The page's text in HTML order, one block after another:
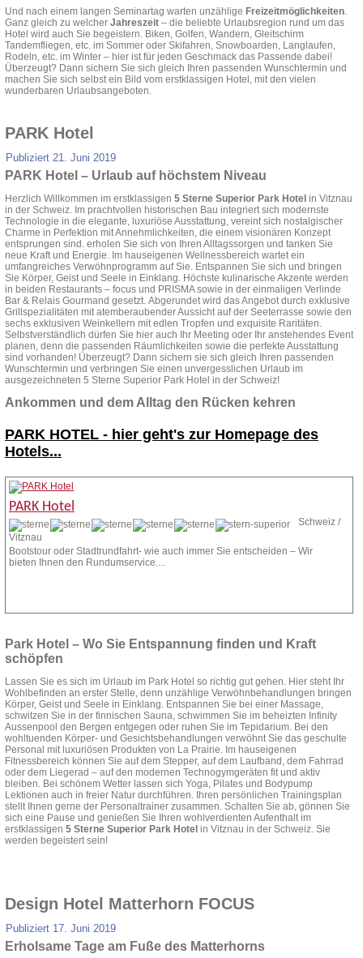
Und nach einem langen Seminartag warten unzählige Freizeitmöglichkeiten.
Ganz gleich zu welcher Jahreszeit – die beliebte Urlaubsregion rund um das
Hotel wird auch Sie begeistern. Biken, Golfen, Wandern, Gleitschirm
Tandemfliegen, etc. im Sommer oder Skifahren, Snowboarden, Langlaufen,
Rodeln, etc. im Winter – hier ist für jeden Geschmack das Passende dabei!
Überzeugt? Dann sichern Sie sich gleich Ihren passenden Wunschtermin und
machen Sie sich selbst ein Bild vom erstklassigen Hotel, mit den vielen
wunderbaren Urlaubsangeboten.
PARK Hotel
Publiziert 21. Juni 2019
PARK Hotel – Urlaub auf höchstem Niveau
Herzlich Willkommen im erstklassigen 5 Sterne Superior Park Hotel in Vitznau
in der Schweiz. Im prachtvollen historischen Bau integriert sich modernste
Technologie in die elegante, luxuriöse Ausstattung, vereint sich nostalgischer
Charme in Perfektion mit Annehmlichkeiten, die einem visionären Konzept
entsprungen sind. erholen Sie sich von Ihren Alltagssorgen und tanken Sie
neue Kraft und Energie. Im hauseigenen Wellnessbereich wartet ein
umfangreiches Verwöhnprogramm auf Sie. Entspannen Sie sich und bringen
Sie Körper, Geist und Seele in Einklang. Höchste kulinarische Akzente werden
in beiden Restaurants – focus und PRISMA sowie in der einmaligen Verlinde
Bar & Relais Gourmand gesetzt. Abgerundet wird das Angebot durch exklusive
Grillspezialitäten mit atemberaubender Aussicht auf der Seeterrasse sowie den
sechs exklusiven Weinkellern mit edlen Tropfen und exquisite Raritäten.
Selbstverständlich dürfen Sie hier auch Ihr Meeting oder Ihr anstehendes Event
planen, denn die passenden Räumlichkeiten sowie die perfekte Ausstattung
sind vorhanden! Überzeugt? Dann sichern sie sich gleich Ihren passenden
Wunschtermin und verbringen Sie einen unvergesslichen Urlaub im
ausgezeichneten 5 Sterne Superior Park Hotel in der Schweiz!
Ankommen und dem Alltag den Rücken kehren
PARK HOTEL - hier geht's zur Homepage des
Hotels...
PARK Hotel
Schweiz /
Vitznau
Bootstour oder Stadtrundfahrt- wie auch immer Sie entscheiden – Wir
bieten Ihnen den Rundumservice....
Park Hotel – Wo Sie Entspannung finden und Kraft
schöpfen
Lassen Sie es sich im Urlaub im Park Hotel so richtig gut gehen. Hier steht Ihr
Wohlbefinden an erster Stelle, denn unzählige Verwöhnbehandlungen bringen
Körper, Geist und Seele in Einklang. Entspannen Sie bei einer Massage,
schwitzen Sie in der finnischen Sauna, schwimmen Sie im beheizten Infinity
Aussenpool den Bergen entgegen oder ruhen Sie im Tepidarium. Bei den
wohltuenden Körper- und Gesichtsbehandlungen verwöhnt Sie das geschulte
Personal mit luxuriösen Produkten von La Prairie. Im hauseigenen
Fitnessbereich können Sie auf dem Stepper, auf dem Laufband, dem Fahrrad
oder dem Liegerad – auf den modernen Technogymgeräten fit und aktiv
bleiben. Bei schönem Wetter lassen sich Yoga, Pilates und Bodypump
Lektionen auch in freier Natur durchführen. Ihren persönlichen Trainingsplan
stellt Ihnen gerne der Personaltrainer zusammen. Schalten Sie ab, gönnen Sie
sich eine Pause und genießen Sie Ihren wohlverdienten Aufenthalt im
erstklassigen 5 Sterne Superior Park Hotel in Vitznau in der Schweiz. Sie
werden begeistert sein!
Design Hotel Matterhorn FOCUS
Publiziert 17. Juni 2019
Erholsame Tage am Fuße des Matterhorns